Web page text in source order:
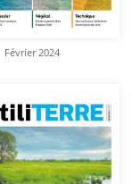
Février 2024